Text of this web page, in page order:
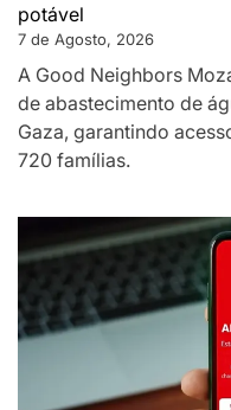
potável
7 de Agosto, 2026
A Good Neighbors
de abastecimento de
Gaza, garantindo
720 famílias.